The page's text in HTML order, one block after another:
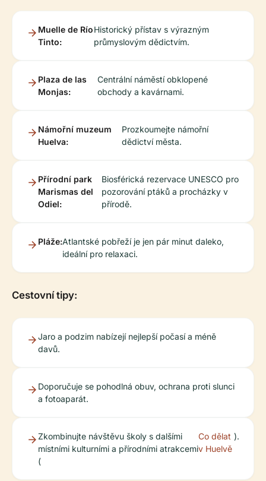
Muelle de Río
Tinto:
Historický přístav s výrazným
průmyslovým dědictvím.
Plaza de las
Monjas:
Centrální náměstí obklopené
obchody a kavárnami.
Námořní muzeum
Huelva:
Prozkoumejte námořní
dědictví města.
Přírodní park
Marismas del
Odiel:
Biosférická rezervace UNESCO pro
pozorování ptáků a procházky v
přírodě.
Pláže:Atlantské pobřeží je jen pár minut daleko,
ideální pro relaxaci.
Cestovní tipy:
Jaro a podzim nabízejí nejlepší počasí a méně
davů.
Doporučuje se pohodlná obuv, ochrana proti slunci
a fotoaparát.
Zkombinujte návštěvu školy s dalšími
místními kulturními a přírodními atrakcemi
(
Co dělat
v Huelvě
).